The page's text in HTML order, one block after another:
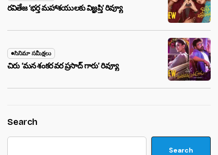
రవితేజ ‘భర్త మహాశయులకు విజ్ఞప్తి’ రివ్యూ
సినిమా సమీక్షలు
చిరు ‘మ‌న శంక‌ర వ‌ర ప్ర‌సాద్ గారు’ రివ్యూ
Search
Search